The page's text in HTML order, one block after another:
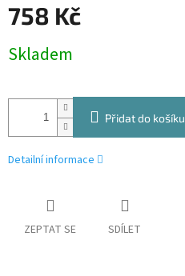
758 Kč
cena:
Skladem
Přidat do košíku
Detailní informace
ZEPTAT SE SDÍLET